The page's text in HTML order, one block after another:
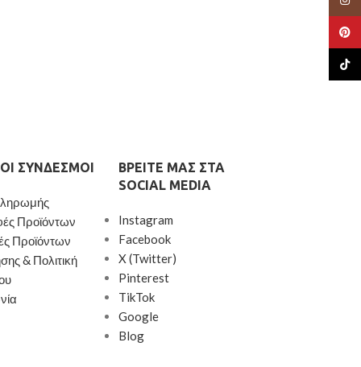
ΣΎΝΔΕΣΜΟΙ
Προϊόντων
Προϊόντων
& Πολιτική
ΒΡΕΊΤΕ ΜΑΣ ΣΤΑ
SOCIAL MEDIA
Instagram
Facebook
X (Twitter)
Pinterest
TikTok
Google
Blog